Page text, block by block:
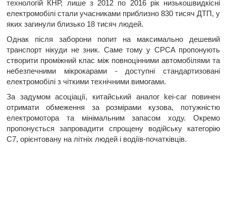
технологій КНР, лише з 2012 по 2016 рік низькошвидкісні
електромобілі стали учасниками приблизно 830 тисяч ДТП, у
яких загинули близько 18 тисяч людей.
Однак після заборони попит на максимально дешевий
транспорт нікуди не зник. Саме тому у CPCA пропонують
створити проміжний клас між повноцінними автомобілями та
небезпечними мікрокарами - доступні стандартизовані
електромобілі з чіткими технічними вимогами.
За задумом асоціації, китайський аналог kei-car повинен
отримати обмеження за розмірами кузова, потужністю
електромотора та мінімальним запасом ходу. Окремо
пропонується запровадити спрощену водійську категорію
C7, орієнтовану на літніх людей і водіїв-початківців.